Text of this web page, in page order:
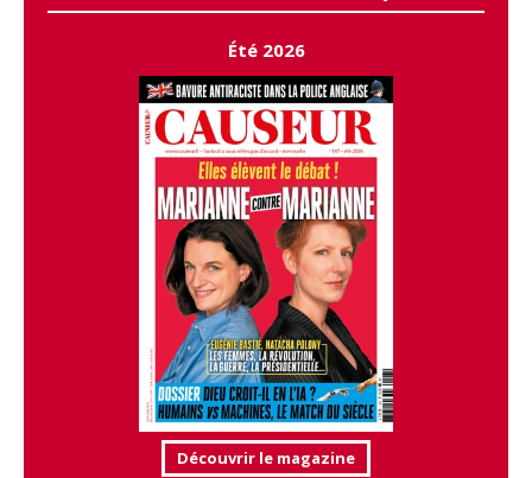
Été 2026
Découvrir le magazine